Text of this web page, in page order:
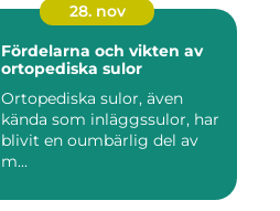
28. nov
Fördelarna och vikten av
ortopediska sulor
Ortopediska sulor, även
kända som inläggssulor, har
blivit en oumbärlig del av
m...